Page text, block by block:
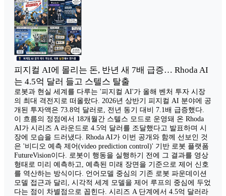
피지컬 AI에 몰리는 돈, 반년 새 7배 급증… Rhoda AI
는 4.5억 달러 들고 스텔스 탈출
로봇과 현실 세계를 다루는 '피지컬 AI'가 올해 벤처 투자 시장
의 최대 격전지로 떠올랐다. 2026년 상반기 피지컬 AI 분야에 공
개된 투자액은 73.8억 달러로, 전년 동기 대비 7.1배 급증했다.
이 흐름의 정점에서 18개월간 스텔스 모드로 운영돼 온 Rhoda
AI가 시리즈 A 라운드로 4.5억 달러를 조달했다고 발표하며 시
장에 모습을 드러냈다. Rhoda AI가 이번 공개와 함께 선보인 것
은 '비디오 예측 제어(video prediction control)' 기반 로봇 플랫폼
FutureVision이다. 로봇이 행동을 실행하기 전에 그 결과를 영상
형태로 미리 예측하고, 예측된 미래 장면을 기준으로 제어 신호
를 역산하는 방식이다. 언어모델 중심의 기존 로봇 파운데이션
모델 접근과 달리, 시각적 세계 모델을 제어 루프의 중심에 두었
다는 점이 차별점으로 꼽힌다. 시리즈 A 단계에서 4.5억 달러라